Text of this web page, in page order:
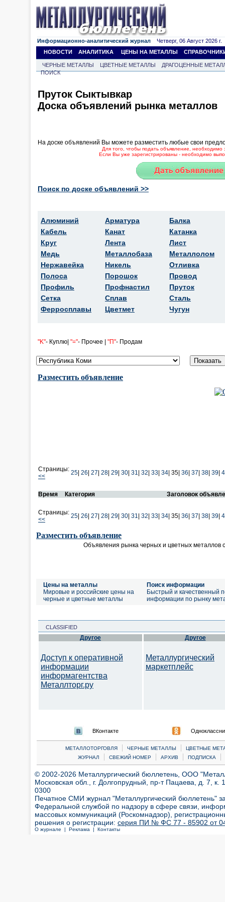
Информационно-аналитический журнал Четверг, 06 Август 2026 г.
НОВОСТИ
АНАЛИТИКА ЦЕНЫ НА МЕТАЛЛЫ
ЧЕРНЫЕ МЕТАЛЛЫ ЦВЕТНЫЕ МЕТАЛЛЫ
ДРАГОЦЕННЫЕ
ПОИСК
Пруток Сыктывкар
Доска объявлений рынка металлов
На доске объявлений Вы можете разместить любые свои
Для того, чтобы подать объявление, необходимо
Если Вы уже зарегистрированы - необходимо
Поиск по доске объявлений >>
Алюминий
Кабель
Круг
Медь
Нержавейка
Полоса
Профиль
Сетка
Ферросплавы
Арматура
Канат
Лента
Металлобаза
Никель
Порошок
Профнастил
Сплав
Цветмет
Балка
Катанка
Лист
Металлолом
Отливка
Провод
Пруток
Сталь
Чугун
"K"- Куплю| "="- Прочее | "П"- Продам
Разместить объявление
Страницы:
<<
25 26 27 28 29 30 31 32 33 34 35| 36 37 38 39
Время Категория Заголовок
Страницы:
<<
25 26 27 28 29 30 31 32 33 34 35| 36 37 38 39
Разместить объявление
Объявления рынка черных и цветных металлов
Цены на металлы
Мировые и российские цены на
черные и цветные металлы
Поиск информации
Быстрый и качественный
информации по рынку
CLASSIFIED
Другое
Доступ к оперативной
информации
информагентства
Металлторг.ру
Другое
Металлургический
маркетплейс
ВКонтакте
МЕТАЛЛОТОРГОВЛЯ | ЧЕРНЫЕ МЕТАЛЛЫ |
ЦВЕТНЫЕ
ЖУРНАЛ
| СВЕЖИЙ НОМЕР | АРХИВ | ПОДПИСКА |
© 2002-2026 Металлургический бюллетень, ООО
Московская обл., г. Долгопрудный, пр-т Пацаева, д. 7,
0300
Печатное СМИ журнал "Металлургический бюллетень"
Федеральной службой по надзору в сфере связи,
массовых коммуникаций (Роскомнадзор),
решения о регистрации: серия ПИ № ФС 77 - 85902 от 04
О журнале | Реклама | Контакты